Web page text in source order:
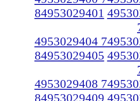
84953029401
4953029404
84953029405
4953029408
84953029409